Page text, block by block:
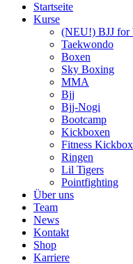
Startseite
Kurse
(NEU!) BJJ for
Taekwondo
Boxen
Sky Boxing
MMA
Bjj
Bjj-Nogi
Bootcamp
Kickboxen
Fitness
Ringen
Lil Tigers
Pointfighting
Über uns
Team
News
Kontakt
Shop
Karriere